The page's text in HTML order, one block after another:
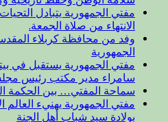
مفتي الجمهورية يتبادل
الانتهاء من صلاة الجمعة.
وفد من محافظة كربلاء
الجمهورية
مفتي الجمهورية يستقبل في
سامراء مدير مكتب رئيس
سماحة المفتي… بين الحكمة
مفتي الجمهورية يهنيء
بولادة سيد شباب أهل الجنة